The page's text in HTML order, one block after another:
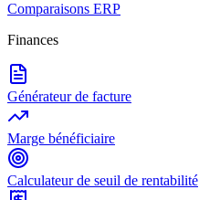
Comparaisons ERP
Finances
Générateur de facture
Marge bénéficiaire
Calculateur de seuil de rentabilité